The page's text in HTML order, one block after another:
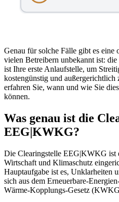
Genau für solche Fälle gibt es eine
vielen Betreibern unbekannt ist:
ist Ihre erste Anlaufstelle, um
kostengünstig und
erfahren Sie, wann und wie Sie
können.
Was genau ist die
EEG|KWKG?
Die Clearingstelle EEG|KWKG ist
Wirtschaft und Klimaschutz
Hauptaufgabe ist es, Unklarheiten
sich aus dem Erneuerbare-
Wärme-Kopplungs-Gesetz